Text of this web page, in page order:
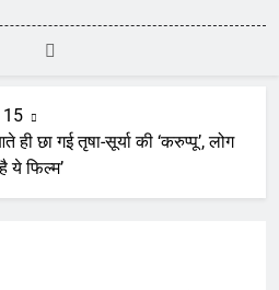
15
छा गई तृषा-सूर्या की ‘करुप्पू’, लोग
ये फिल्म’